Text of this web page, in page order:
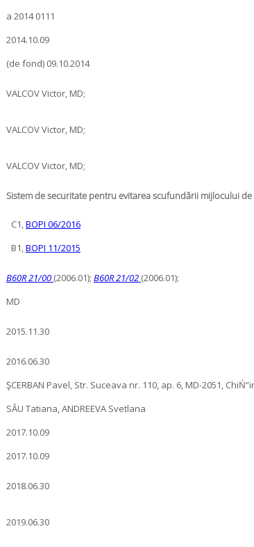
a 2014 0111
2014.10.09
(de fond) 09.10.2014
VALCOV Victor, MD;
VALCOV Victor, MD;
VALCOV Victor, MD;
Sistem de securitate pentru evitarea scufundării mijlocului
C1,BOPI 06/2016
B1,BOPI 11/2015
B60R 21/00 (2006.01); B60R 21/02 (2006.01);
MD
2015.11.30
2016.06.30
ŞCERBAN Pavel, Str. Suceava nr. 110, ap. 6, MD-2051,
SĂU Tatiana, ANDREEVA Svetlana
2017.10.09
2017.10.09
2018.06.30
2019.06.30